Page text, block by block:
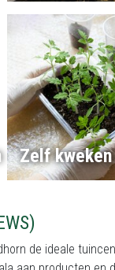
Zelf kweken
de ideale